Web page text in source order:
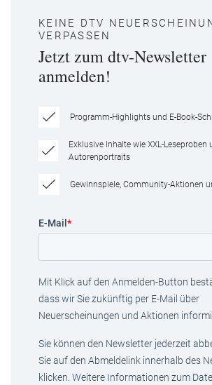
KEINE DTV
VERPASSEN
Jetzt zum dtv-Newsletter
anmelden!
Programm-Highlights und E-Book-
Exklusive Inhalte wie XXL-Leseproben
Autorenportraits
Gewinnspiele, Community-Aktionen
E-Mail *
Mit Klick auf den Anmelden-Button
dass wir Sie zukünftig per E-Mail über
Neuerscheinungen und Aktionen
Sie können den Newsletter jederzeit
Sie auf den Abmeldelink innerhalb des
klicken. Weitere Informationen zum